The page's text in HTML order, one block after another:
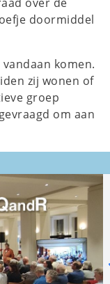
doormiddel
komen.
zij wonen of
groep
om aan